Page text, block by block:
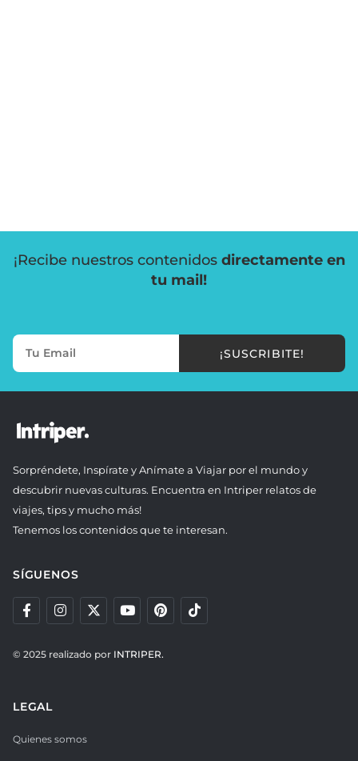
¡Recibe nuestros contenidos directamente en
tu mail!
¡SUSCRIBITE!
Sorpréndete, Inspírate y Anímate a Viajar por el mundo y
descubrir nuevas culturas. Encuentra en Intriper relatos de
viajes, tips y mucho más!
Tenemos los contenidos que te interesan.
SÍGUENOS
© 2025 realizado por INTRIPER.
LEGAL
Quienes somos